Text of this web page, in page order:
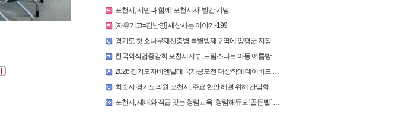
포천시, 시민과 함께 ‘포천시사’ 발간 기념
[자유기고=김남영] 세상사는 이야기-199
경기도 첫 소나무재선충병 특별방제구역에 양평군 지정
한국외식업중앙회 포천시지부, 드림스타트 아동 여름방학 후원물품 전달
2026 경기도자비엔날레 국제공모전 대상작에 데이비드 라우어의 ‘펀치카드 하우스’ 선정
최순자 경기도의원-포천시, 주요 현안 해결 위해 간담회
포천시, 세대와 직급 잇는 청렴교육 `청렴해듀오! 골든벨` 개최